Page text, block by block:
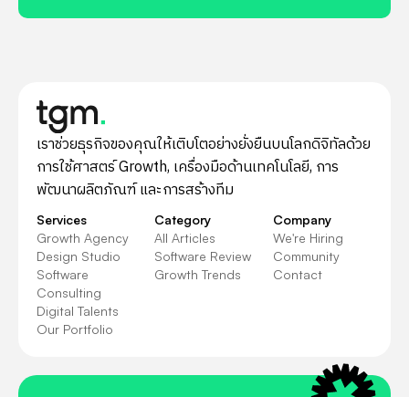
เราช่วยธุรกิจของคุณให้เติบโตอย่างยั่งยืนบนโลกดิจิทัลด้วย
การใช้ศาสตร์ Growth, เครื่องมือด้านเทคโนโลยี, การ
พัฒนาผลิตภัณฑ์ และการสร้างทีม
Services
Growth Agency
Design Studio
Software
Consulting
Digital Talents
Our Portfolio
Category
All Articles
Software Review
Growth Trends
Company
We're Hiring
Community
Contact